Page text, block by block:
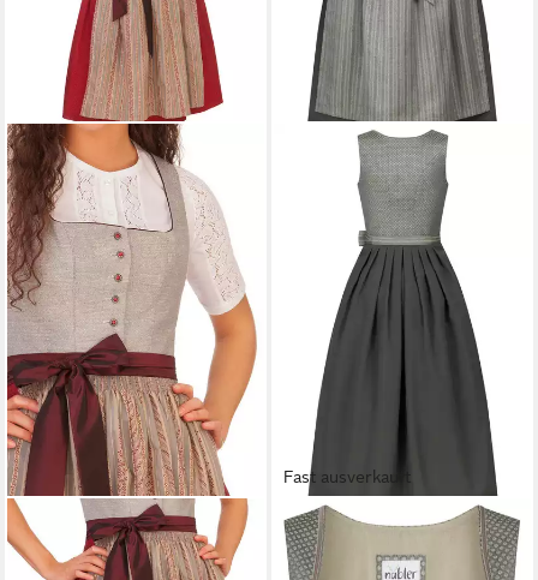
HAMMERSCHMIDDirndl
Dirndl lang 2tlg. - CHIEMSEE -
Fast ausverkauft
NÜBLER
Dirndl Dirndl Lang
Gerda in Salbei von Nübler -